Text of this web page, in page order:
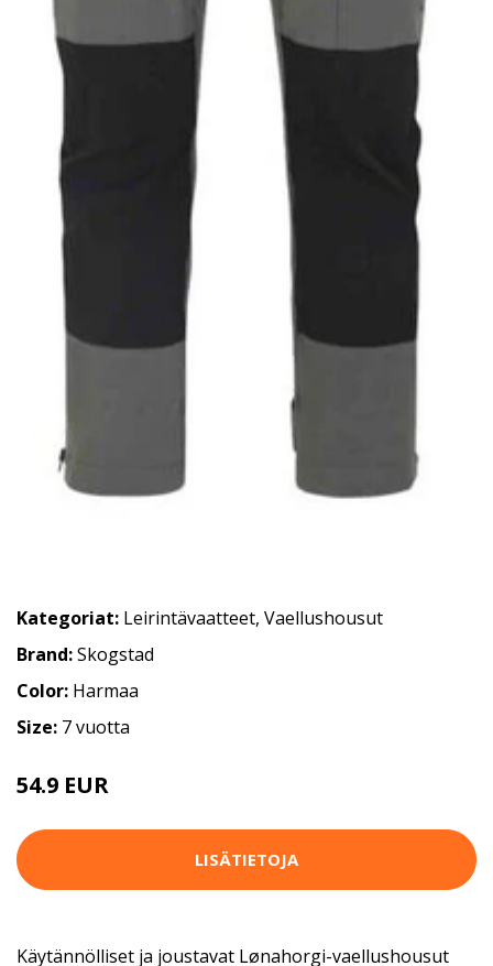
Kategoriat: Leirintävaatteet, Vaellushousut
Brand:Skogstad
Color: Harmaa
Size: 7 vuotta
54.9 EUR
LISÄTIETOJA
Käytännölliset ja joustavat Lønahorgi-vaellushousut